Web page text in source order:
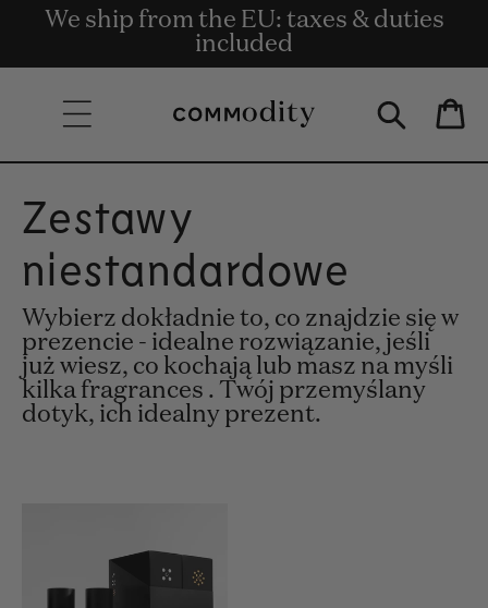
Skip to content
Bezpłatna dostawa przy zamówieniach
o wartości co najmniej 135 €.
We ship from the EU: taxes & duties
included
Get rewards for shopping with
Commodity.Circle
Bag
Zestawy
niestandardowe
Wybierz dokładnie to, co znajdzie się w
prezencie - idealne rozwiązanie, jeśli
już wiesz, co kochają lub masz na myśli
kilka fragrances . Twój przemyślany
dotyk, ich idealny prezent.